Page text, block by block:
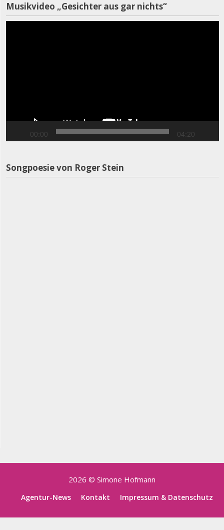
Musikvideo „Gesichter aus gar nichts“
00:00 04:20
Songpoesie von Roger Stein
2026 © Simone Hofmann
Agentur-News Kontakt Impressum & Datenschutz